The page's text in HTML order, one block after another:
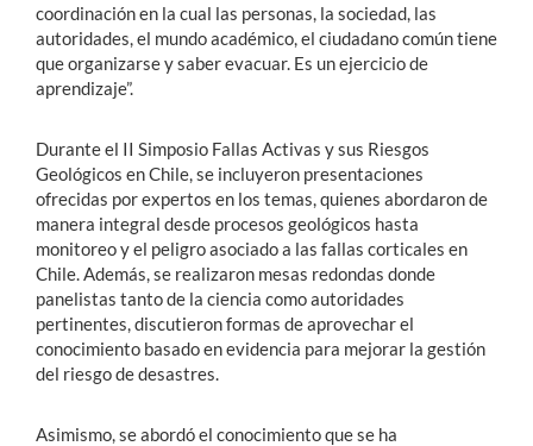
coordinación en la cual las personas, la sociedad, las
autoridades, el mundo académico, el ciudadano común tiene
que organizarse y saber evacuar. Es un ejercicio de
aprendizaje”.
Durante el II Simposio Fallas Activas y sus Riesgos
Geológicos en Chile, se incluyeron presentaciones
ofrecidas por expertos en los temas, quienes abordaron de
manera integral desde procesos geológicos hasta
monitoreo y el peligro asociado a las fallas corticales en
Chile. Además, se realizaron mesas redondas donde
panelistas tanto de la ciencia como autoridades
pertinentes, discutieron formas de aprovechar el
conocimiento basado en evidencia para mejorar la gestión
del riesgo de desastres.
Asimismo, se abordó el conocimiento que se ha